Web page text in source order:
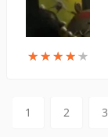
★★★★★
★★★★★
1 2 3